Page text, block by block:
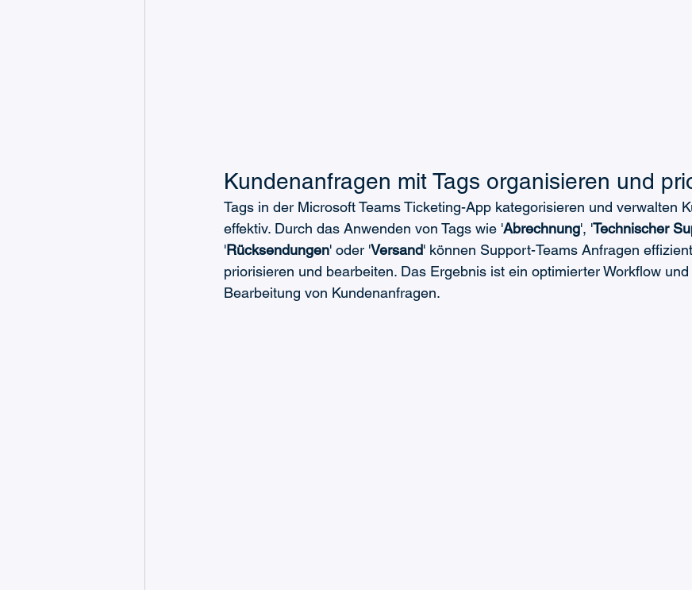
Kundenanfragen mit Tags organisieren und
Tags in der Microsoft Teams Ticketing-App kategorisieren und verwalten
effektiv. Durch das Anwenden von Tags wie 'Abrechnung', 'Technischer
'Rücksendungen' oder 'Versand' können Support-Teams Anfragen
priorisieren und bearbeiten. Das Ergebnis ist ein optimierter Workflow
Bearbeitung von Kundenanfragen.